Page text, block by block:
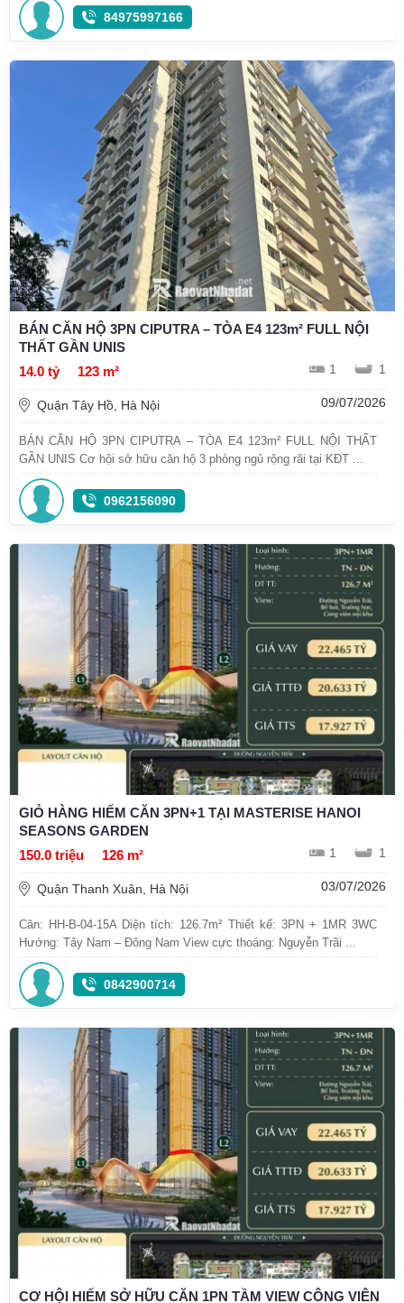
84975997166
BÁN CĂN HỘ 3PN CIPUTRA – TÒA E4 123m² FULL NỘI
THẤT GẦN UNIS
14.0 tỷ
123 m² 1 1
Quận Tây Hồ, Hà Nội 09/07/2026
BÁN CĂN HỘ 3PN CIPUTRA – TÒA E4 123m² FULL NỘI THẤT
GẦN UNIS Cơ hội sở hữu căn hộ 3 phòng ngủ rộng rãi tại KĐT ...
0962156090
GIỎ HÀNG HIẾM CĂN 3PN+1 TẠI MASTERISE HANOI
SEASONS GARDEN
150.0 triệu
126 m² 1 1
Quận Thanh Xuân, Hà Nội 03/07/2026
Căn: HH-B-04-15A Diện tích: 126.7m² Thiết kế: 3PN + 1MR 3WC
Hướng: Tây Nam – Đông Nam View cực thoáng: Nguyễn Trãi ...
0842900714
CƠ HỘI HIẾM SỞ HỮU CĂN 1PN TẦM VIEW CÔNG VIÊN